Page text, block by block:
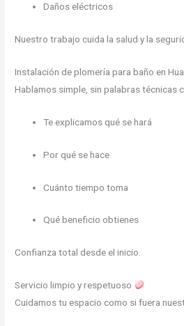
Daños eléctricos
Nuestro trabajo cuida la salud y la
Instalación de plomería para baño en
Hablamos simple, sin palabras técnicas
Te explicamos qué se hará
Por qué se hace
Cuánto tiempo toma
Qué beneficio obtienes
Confianza total desde el inicio.
Servicio limpio y respetuoso
Cuidamos tu espacio como si fuera